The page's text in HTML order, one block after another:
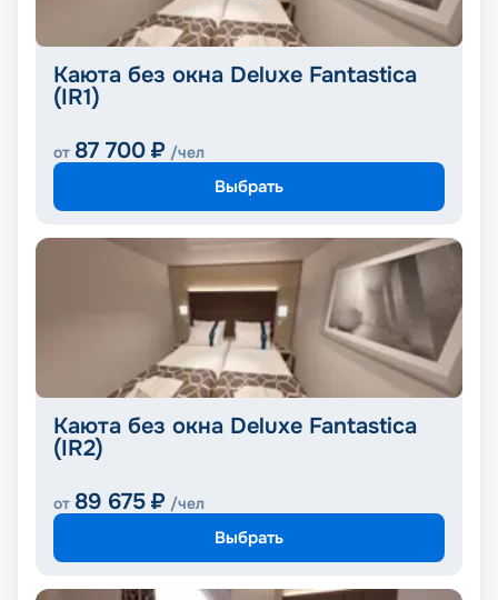
Каюта без окна Deluxe Fantastica
(IR1)
от 87 700 ₽ /чел
Выбрать
Каюта без окна Deluxe Fantastica
(IR2)
от 89 675 ₽ /чел
Выбрать